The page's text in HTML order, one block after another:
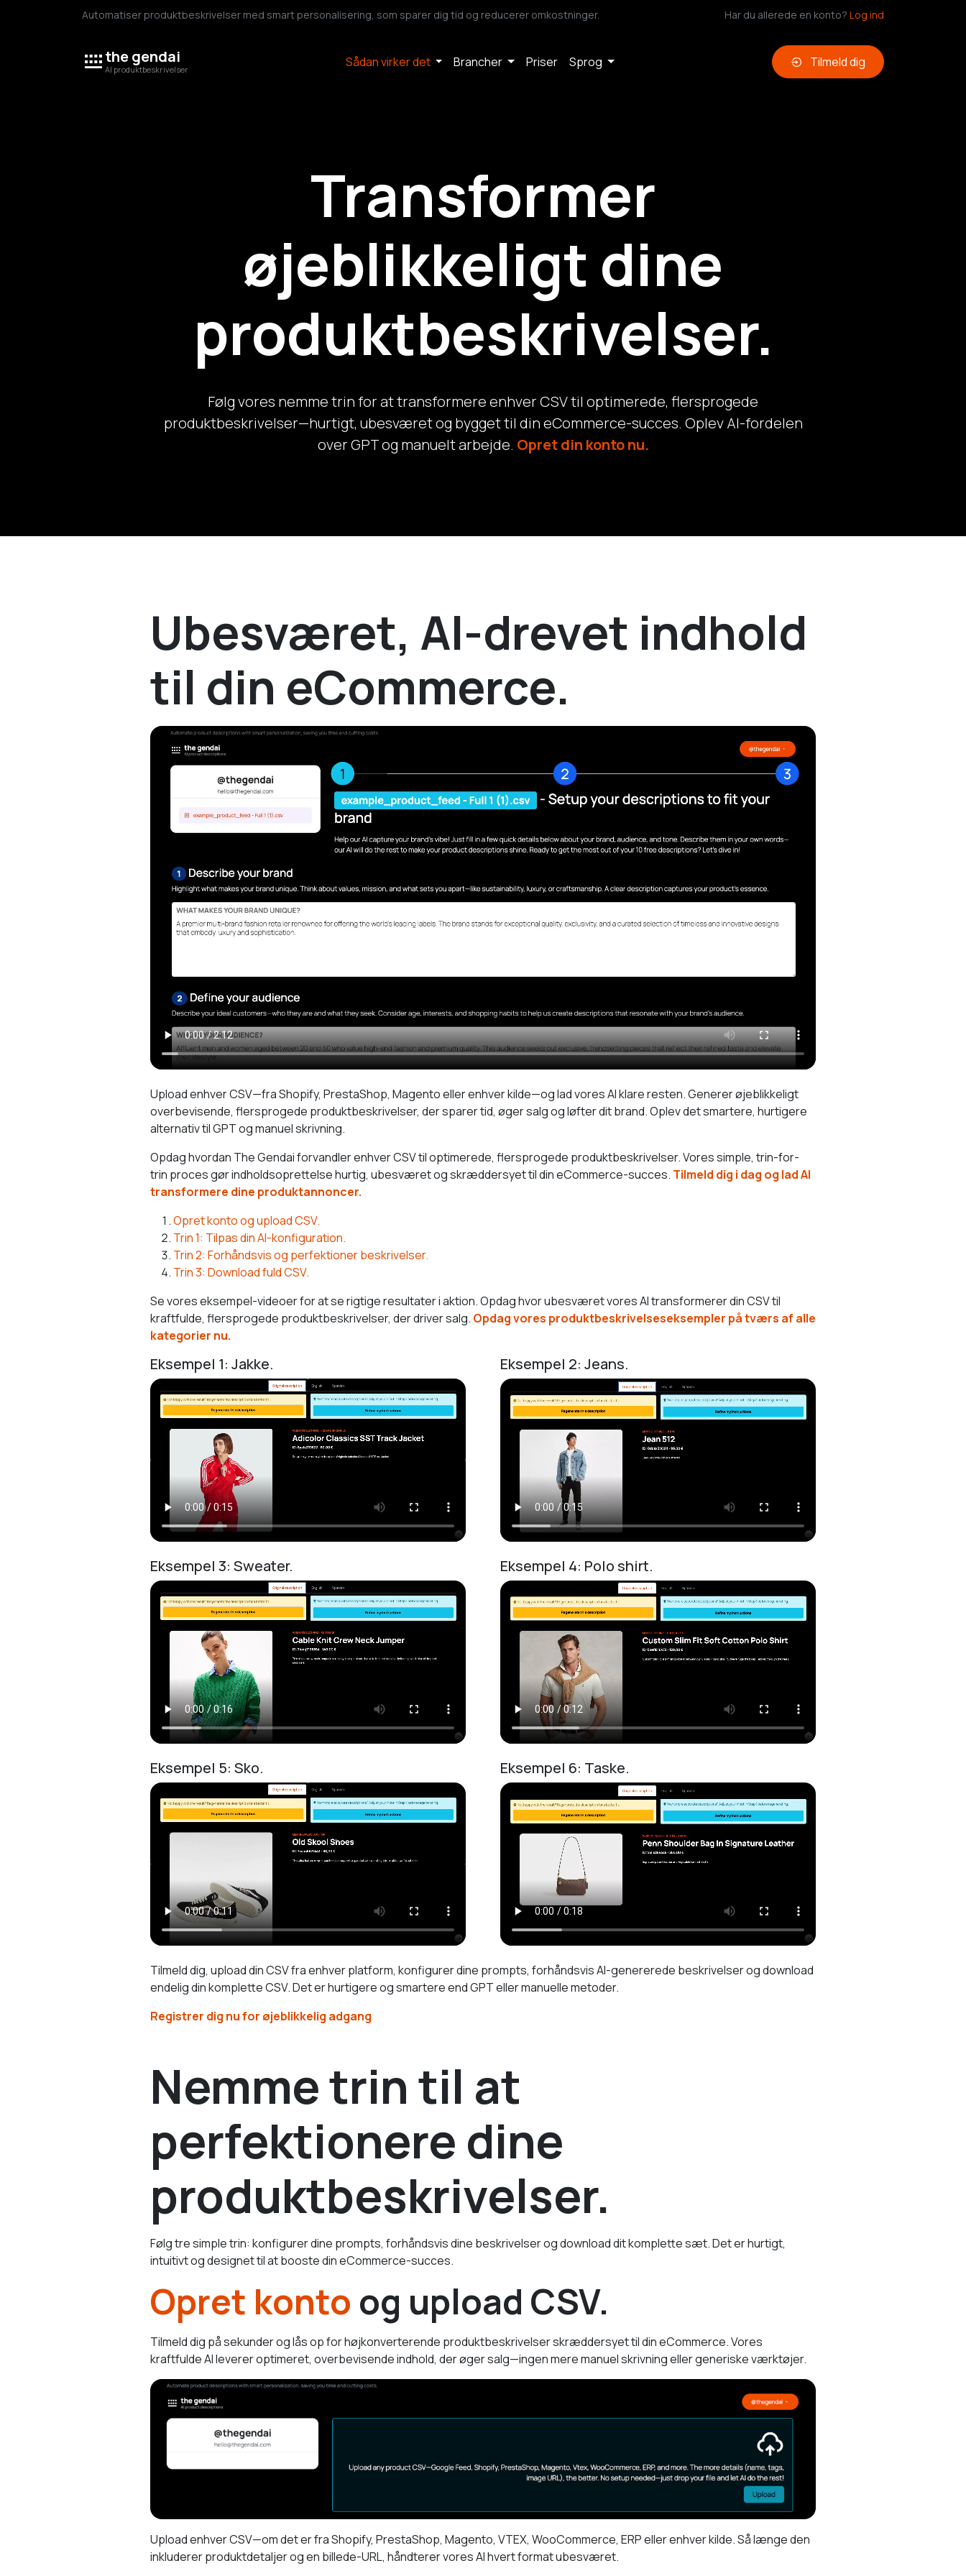
Automatiser produktbeskrivelser med smart personalisering, som sparer dig tid og reducerer omkostninger. Har du allerede en konto? Log ind
the gendai
AI produktbeskrivelser Sådan virker det Brancher Priser Sprog Tilmeld dig
Transformer
øjeblikkeligt dine
produktbeskrivelser.
Følg vores nemme trin for at transformere enhver CSV til optimerede, flersprogede
produktbeskrivelser—hurtigt, ubesværet og bygget til din eCommerce-succes. Oplev AI-fordelen
over GPT og manuelt arbejde. Opret din konto nu.
Ubesværet, AI-drevet indhold
til din eCommerce.
Upload enhver CSV—fra Shopify, PrestaShop, Magento eller enhver kilde—og lad vores AI klare resten. Generer øjeblikkeligt
overbevisende, flersprogede produktbeskrivelser, der sparer tid, øger salg og løfter dit brand. Oplev det smartere, hurtigere
alternativ til GPT og manuel skrivning.
Opdag hvordan The Gendai forvandler enhver CSV til optimerede, flersprogede produktbeskrivelser. Vores simple, trin-for-
trin proces gør indholdsoprettelse hurtig, ubesværet og skræddersyet til din eCommerce-succes. Tilmeld dig i dag og lad AI
transformere dine produktannoncer.
Opret konto og upload CSV.
Trin 1: Tilpas din AI-konfiguration.
Trin 2: Forhåndsvis og perfektioner beskrivelser.
Trin 3: Download fuld CSV.
Se vores eksempel-videoer for at se rigtige resultater i aktion. Opdag hvor ubesværet vores AI transformerer din CSV til
kraftfulde, flersprogede produktbeskrivelser, der driver salg. Opdag vores produktbeskrivelseseksempler på tværs af alle
kategorier nu.
Eksempel 1: Jakke. Eksempel 2: Jeans.
Eksempel 3: Sweater. Eksempel 4: Polo shirt.
Eksempel 5: Sko. Eksempel 6: Taske.
Tilmeld dig, upload din CSV fra enhver platform, konfigurer dine prompts, forhåndsvis AI-genererede beskrivelser og download
endelig din komplette CSV. Det er hurtigere og smartere end GPT eller manuelle metoder.
Registrer dig nu for øjeblikkelig adgang
Nemme trin til at
perfektionere dine
produktbeskrivelser.
Følg tre simple trin: konfigurer dine prompts, forhåndsvis dine beskrivelser og download dit komplette sæt. Det er hurtigt,
intuitivt og designet til at booste din eCommerce-succes.
Opret konto og upload CSV.
Tilmeld dig på sekunder og lås op for højkonverterende produktbeskrivelser skræddersyet til din eCommerce. Vores
kraftfulde AI leverer optimeret, overbevisende indhold, der øger salg—ingen mere manuel skrivning eller generiske værktøjer.
Upload enhver CSV—om det er fra Shopify, PrestaShop, Magento, VTEX, WooCommerce, ERP eller enhver kilde. Så længe den
inkluderer produktdetaljer og en billede-URL, håndterer vores AI hvert format ubesværet.